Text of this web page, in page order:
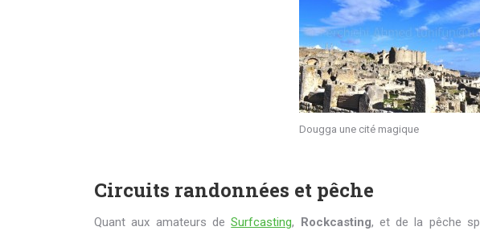
Dougga une cité magique
Circuits randonnées et pêche
Quant aux amateurs deSurfcasting, Rockcasting, et de la pêche